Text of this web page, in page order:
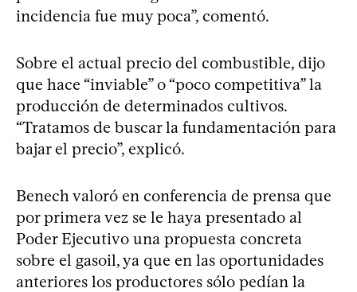
incidencia fue muy poca”, comentó.
Sobre el actual precio del combustible, dijo
que hace “inviable” o “poco competitiva” la
producción de determinados cultivos.
“Tratamos de buscar la fundamentación para
bajar el precio”, explicó.
Benech valoró en conferencia de prensa que
por primera vez se le haya presentado al
Poder Ejecutivo una propuesta concreta
sobre el gasoil, ya que en las oportunidades
anteriores los productores sólo pedían la